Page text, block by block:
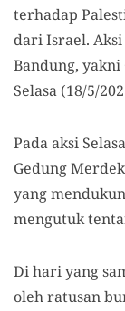
terhadap
dari Israel.
Bandung, yakni
Selasa (18/5/
Pada aksi
Gedung
yang
mengutuk
Di hari yang
oleh ratusan